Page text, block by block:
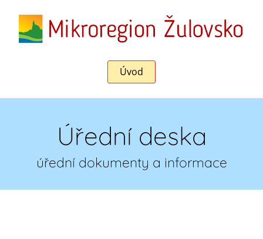
Úvod
Úřední deska
úřední dokumenty a informace